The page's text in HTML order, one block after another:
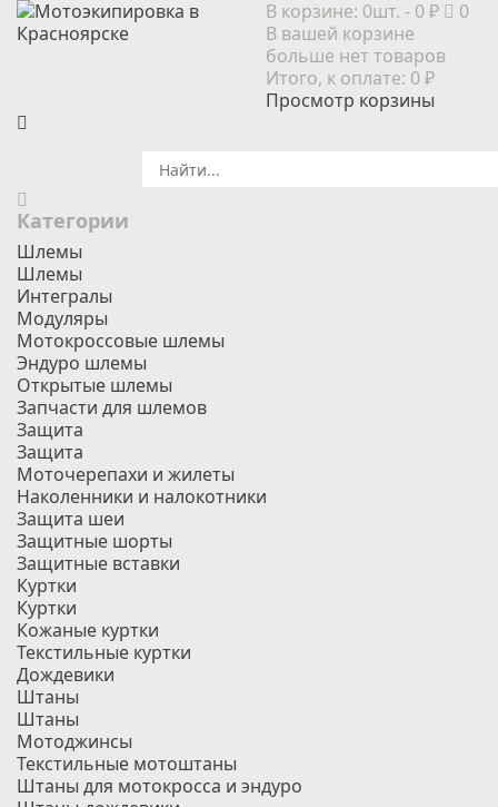
В корзине: 0шт. - 0 ₽
0
В вашей корзине
больше нет товаров
Итого, к оплате: 0 ₽
Просмотр корзины
Категории
Шлемы
Шлемы
Интегралы
Модуляры
Мотокроссовые шлемы
Эндуро шлемы
Открытые шлемы
Запчасти для шлемов
Защита
Защита
Моточерепахи и жилеты
Наколенники и налокотники
Защита шеи
Защитные шорты
Защитные вставки
Куртки
Куртки
Кожаные куртки
Текстильные куртки
Дождевики
Штаны
Штаны
Мотоджинсы
Текстильные мотоштаны
Штаны для мотокросса и эндуро